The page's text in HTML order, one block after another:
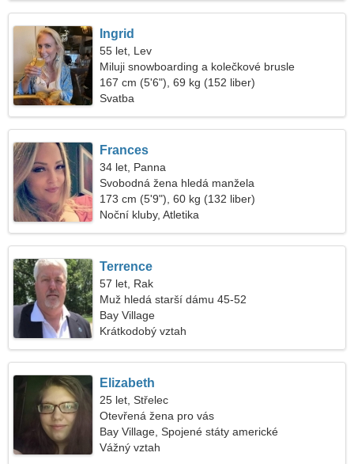
Ingrid
55 let, Lev
Miluji snowboarding a kolečkové brusle
167 cm (5'6"), 69 kg (152 liber)
Svatba
Frances
34 let, Panna
Svobodná žena hledá manžela
173 cm (5'9"), 60 kg (132 liber)
Noční kluby, Atletika
Terrence
57 let, Rak
Muž hledá starší dámu 45-52
Bay Village
Krátkodobý vztah
Elizabeth
25 let, Střelec
Otevřená žena pro vás
Bay Village, Spojené státy americké
Vážný vztah